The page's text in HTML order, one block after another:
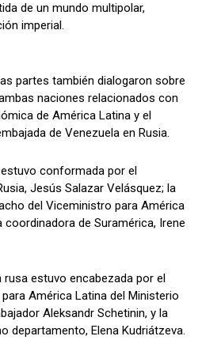
de un mundo multipolar,
imperial.
partes también dialogaron sobre
naciones relacionados con
de América Latina y el
de Venezuela en Rusia.
conformada por el
Jesús Salazar Velásquez; la
del Viceministro para América
coordinadora de Suramérica, Irene
rusa estuvo encabezada por el
América Latina del Ministerio
Aleksandr Schetinin, y la
departamento, Elena Kudriátzeva.